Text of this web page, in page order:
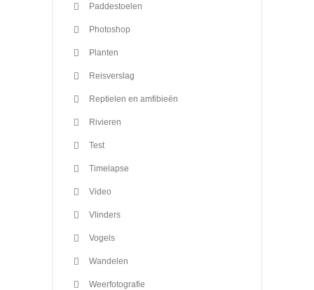
Paddestoelen
Photoshop
Planten
Reisverslag
Reptielen en amfibieën
Rivieren
Test
Timelapse
Video
Vlinders
Vogels
Wandelen
Weerfotografie